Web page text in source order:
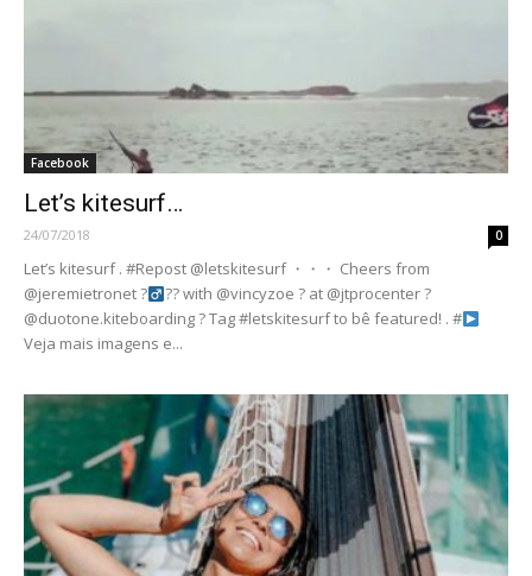
Facebook
Let’s kitesurf…
24/07/2018 0
Let’s kitesurf . #Repost @letskitesurf ・・・ Cheers from
@jeremietronet ?‍
?? with @vincyzoe ? at @jtprocenter ?
@duotone.kiteboarding ? Tag #letskitesurf to bê featured! . #
Veja mais imagens e...